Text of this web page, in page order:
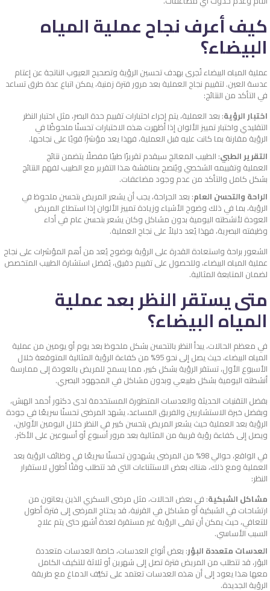
كيف أعرف نجاح عملية المياه
البيضاء؟
عملية المياه البيضاء تُجرى بهدف تحسين الرؤية وتصحيح العيوب الناتجة عن إعتام
عدسة العين. لتقييم نجاح العملية بعد مرور فترة زمنية، يمكن اتباع عدة طرق تساعد
في التأكد من النتائج:
اختبار الرؤية: بعد العملية، يتم إجراء اختبارات تقييم حدة البصر، مثل اختبار النظر
التقليدي واختبار تمييز الألوان إذا أظهرت هذه الاختبارات تحسنًا ملحوظًا في
الرؤية مقارنة بما كانت عليه قبل العملية، فهذا يعد مؤشرًا قويًا على نجاحها.
التقرير الطبي: الطبيب المعالج سيقدم تقريرًا طبيًا مفصلًا يتضمن نتائج
العملية وتقييمه الشخصي ويُنصح بمناقشة هذا التقرير مع الطبيب لفهم النتائج
بشكل كامل والتأكد من عدم وجود مضاعفات.
الراحة والتحسن العام: بعد الجراحة، يجب أن يشعر المريض بتحسن ملحوظ في
الرؤية، بما في ذلك وضوح الأشياء وزيادة تمييز الألوان إذا استطاع المريض
العودة لأنشطته اليومية بدون مشاكل وكان يشعر بتحسن عام في أداء
وظيفته البصرية، فهذا يُعد دليلاً على نجاح العملية.
الشعور براحة واستعادة القدرة على الرؤية بوضوح يُعد من أهم المؤشرات على نجاح
عملية المياه البيضاء، وللحصول على تقييم دقيق، يُفضل استشارة الطبيب المتخصص
لضمان المتابعة المثالية.
متى يستقر النظر بعد عملية
المياه البيضاء؟
في معظم الحالات، يبدأ النظر بالتحسن بشكل ملحوظ بعد يوم أو يومين من عملية
المياه البيضاء، حيث يصل إلى نحو 95% من كفاءة الرؤية المثالية المتوقعة خلال
الأسبوع الأول، تستقر الرؤية بشكل كبير، مما يسمح للمريض بالعودة إلى ممارسة
أنشطته اليومية بشكل طبيعي وبدون مشاكل في المجهود البصري.
بفضل التقنيات الحديثة والعدسات المتطورة المستخدمة لدى دكتور أحمد الهبش،
وبفضل خبرة الاستشاريين والفريق المساعد، يشهد المرضى تحسنًا سريعًا في جودة
الرؤية بعد العملية حيث يشعر المريض بتحسن كبير في النظر خلال اليومين الأولين،
ويصل إلى كفاءة رؤية قريبة من المثالية بعد مرور أسبوع أو أسبوعين على الأكثر.
في الواقع، حوالي 98% من المرضى يشهدون تحسنًا سريعًا في وظائف الرؤية بعد
العملية ومع ذلك، هناك بعض الاستثناءات التي قد تتطلب وقتًا أطول لاستقرار
النظر:
مشاكل الشبكية: في بعض الحالات، مثل مرضى السكري الذين يعانون من
ارتشاحات في الشبكية أو مشاكل في القرنية، قد يحتاج المرضى إلى فترة أطول
للتعافي، حيث يمكن أن تبقى الرؤية غير مستقرة لعدة أشهر حتى يتم علاج
السبب الأساسي.
العدسات متعددة البؤر: بعض أنواع العدسات، خاصة العدسات متعددة
البؤر، قد تتطلب من المريض فترة تصل إلى شهرين أو ثلاثة للتكيف الكامل
معها هذا يعود إلى أن هذه العدسات تعتمد على تكيُّف الدماغ مع طريقة
الرؤية الجديدة.